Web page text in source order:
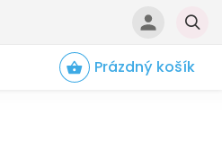
Prázdný košík